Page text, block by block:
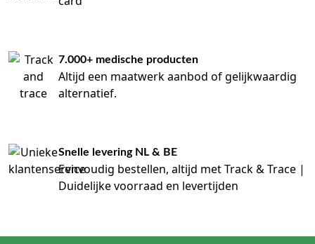
7.000+ medische producten
Altijd een maatwerk aanbod of gelijkwaardig
alternatief.
Snelle levering NL & BE
Eenvoudig bestellen, altijd met Track & Trace |
Duidelijke voorraad en levertijden